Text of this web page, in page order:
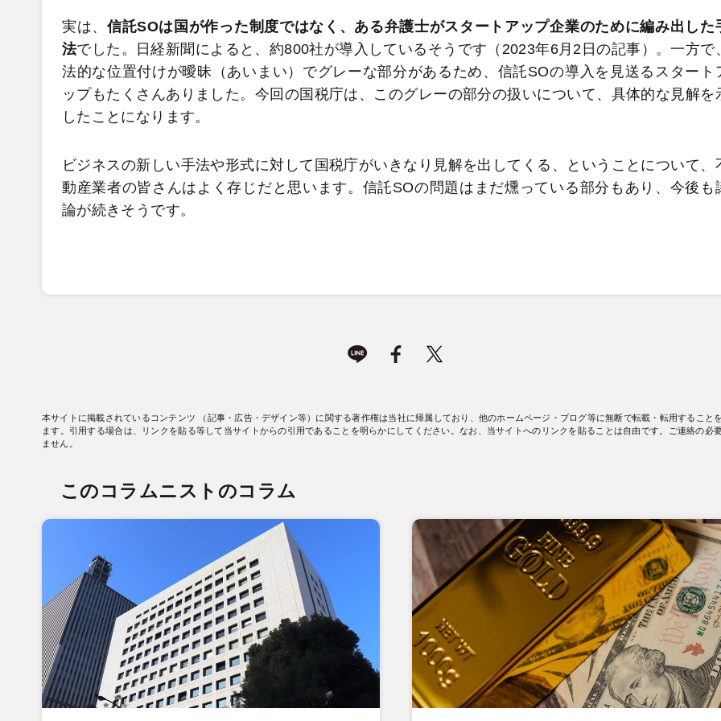
実は、信託SOは国が作った制度ではなく、ある弁護士がスタートアップ企業のために編み出した
法でした。日経新聞によると、約800社が導入しているそうです（2023年6月2日の記事）。一方で、
法的な位置付けが曖昧（あいまい）でグレーな部分があるため、信託SOの導入を見送るスタート
ップもたくさんありました。今回の国税庁は、このグレーの部分の扱いについて、具体的な見解を
したことになります。
ビジネスの新しい手法や形式に対して国税庁がいきなり見解を出してくる、ということについて、
動産業者の皆さんはよく存じだと思います。信託SOの問題はまだ燻っている部分もあり、今後も
論が続きそうです。
本サイトに掲載されているコンテンツ （記事・広告・デザイン等）に関する著作権は当社に帰属しており、他のホームページ・ブログ等に無断で転載・転用すること
ます。引用する場合は、リンクを貼る等して当サイトからの引用であることを明らかにしてください。なお、当サイトへのリンクを貼ることは自由です。ご連絡の必
ません。
このコラムニストのコラム